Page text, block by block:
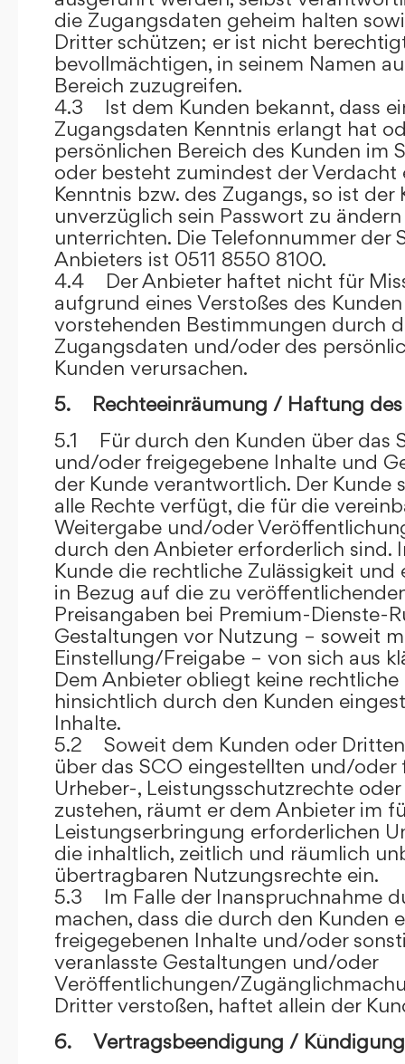
die Zugangsdaten geheim halten
Dritter schützen; er ist nicht
bevollmächtigen, in seinem Namen
Bereich zuzugreifen.
4.3 Ist dem Kunden bekannt, dass
Zugangsdaten Kenntnis erlangt hat
persönlichen Bereich des Kunden im
oder besteht zumindest der Verdacht
Kenntnis bzw. des Zugangs, so ist
unverzüglich sein Passwort zu
unterrichten. Die Telefonnummer der
Anbieters ist 0511 8550 8100.
4.4 Der Anbieter haftet nicht für
aufgrund eines Verstoßes des
vorstehenden Bestimmungen durch
Zugangsdaten und/oder des
Kunden verursachen.
5. Rechteeinräumung / Haftung des
5.1 Für durch den Kunden über das
und/oder freigegebene Inhalte und
der Kunde verantwortlich. Der Kunde
alle Rechte verfügt, die für die
Weitergabe und/oder
durch den Anbieter erforderlich sind.
Kunde die rechtliche Zulässigkeit
in Bezug auf die zu
Preisangaben bei Premium-Dienste-
Gestaltungen vor Nutzung – soweit
Einstellung/Freigabe – von sich aus
Dem Anbieter obliegt keine
hinsichtlich durch den Kunden
Inhalte.
5.2 Soweit dem Kunden oder
über das SCO eingestellten und/
Urheber-, Leistungsschutzrechte
zustehen, räumt er dem Anbieter im
Leistungserbringung erforderlichen
die inhaltlich, zeitlich und räumlich
übertragbaren Nutzungsrechte ein.
5.3 Im Falle der Inanspruchnahme
machen, dass die durch den Kunden
freigegebenen Inhalte und/oder
veranlasste Gestaltungen und/oder
Veröffentlichungen/
Dritter verstoßen, haftet allein der
6. Vertragsbeendigung / Kündigung